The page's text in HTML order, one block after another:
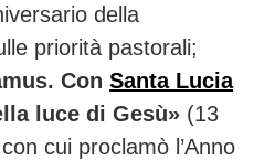
della
priorità pastorali;
Con Santa Lucia
luce di Gesù» (13
cui proclamò l’Anno